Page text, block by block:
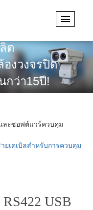
บบวิศวกรรม
ต
องวงจรปิด
ว่า15ปี!
ละซอฟต์แวร์ควบคุม
ยเคเบิลสำหรับการควบคุม
RS422 USB